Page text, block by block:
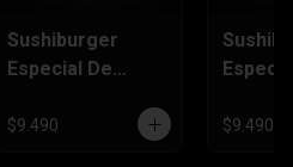
Sushiburger
Especial De
Champiñón
$9.490 $9.490